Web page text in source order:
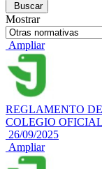
Buscar
Mostrar
Ampliar
REGLAMENTO
COLEGIO
26/09/2025
Ampliar